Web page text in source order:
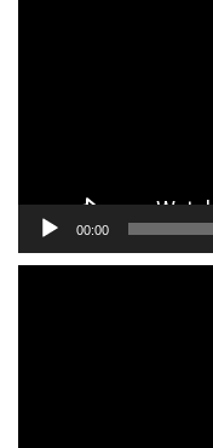
00:00